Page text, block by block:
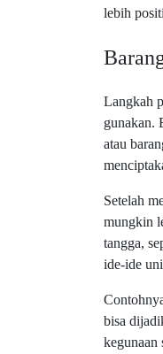
lebih
Langkah
gunakan.
atau
Setelah
mungkin
tangga,
ide-ide
bisa
kegunaan